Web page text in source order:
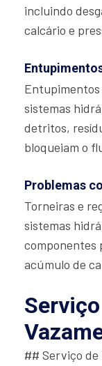
incluindo
calcário e
Entupimentos
sistemas
detritos,
bloqueiam o
Problemas
Torneiras e
sistemas
componentes
acúmulo de
## Serviço de